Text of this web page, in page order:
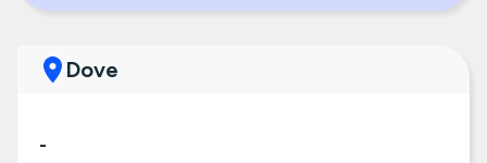
Dove
-